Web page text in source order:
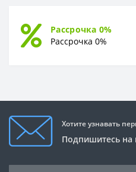
Рассрочка 0%
Рассрочка 0%
Хотите узнавать
Подпишитесь на